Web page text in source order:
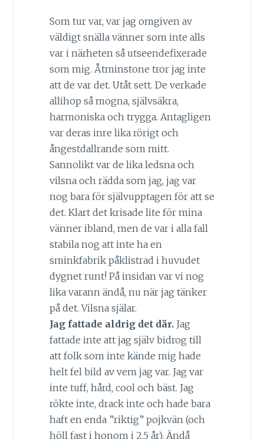
Som tur var, var jag omgiven av
väldigt snälla vänner som inte alls
var i närheten så utseendefixerade
som mig. Åtminstone tror jag inte
att de var det. Utåt sett. De verkade
allihop så mogna, självsäkra,
harmoniska och trygga. Antagligen
var deras inre lika rörigt och
ångestdallrande som mitt.
Sannolikt var de lika ledsna och
vilsna och rädda som jag, jag var
nog bara för självupptagen för att se
det. Klart det krisade lite för mina
vänner ibland, men de var i alla fall
stabila nog att inte ha en
sminkfabrik påklistrad i huvudet
dygnet runt! På insidan var vi nog
lika varann ändå, nu när jag tänker
på det. Vilsna själar.
Jag fattade aldrig det där.Jag
fattade inte att jag själv bidrog till
att folk som inte kände mig hade
helt fel bild av vem jag var. Jag var
inte tuff, hård, cool och bäst. Jag
rökte inte, drack inte och hade bara
haft en enda ”riktig” pojkvän (och
höll fast i honom i 2,5 år). Ändå